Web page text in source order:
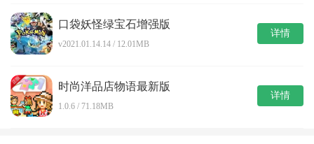
口袋妖怪绿宝石增强版
v2021.01.14.14 / 12.01MB
详情
时尚洋品店物语最新版
1.0.6 / 71.18MB
详情